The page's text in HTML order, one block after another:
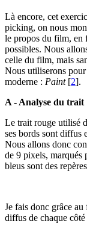
Là encore, cet
picking, on nous
le propos du film, en
possibles. Nous
celle du film, mais
Nous utiliserons
moderne : Paint[2].
A - Analyse du trait
Le trait rouge utilisé
ses bords sont diffus
Nous allons donc
de 9 pixels, marqués
bleus sont des
Je fais donc grâce
diffus de chaque